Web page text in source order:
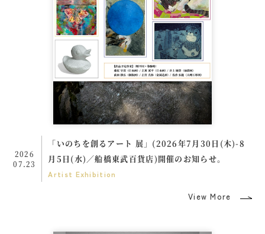
2026
07.23
「いのちを創るアート 展」(2026年7月30日(木)-8
月5日(水)／船橋東武百貨店)開催のお知らせ。
Artist Exhibition
View More